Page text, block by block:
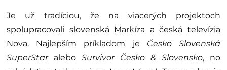
Je už tradíciou, že na viacerých projektoch
spolupracovali slovenská Markíza a česká televízia
Nova. Najlepším príkladom je Česko Slovenská
SuperStaralebo Survivor Česko & Slovensko, no